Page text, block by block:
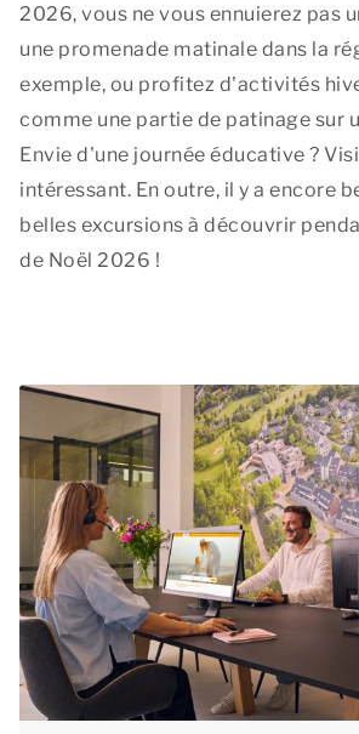
2026, vous ne vous ennuierez pas
une promenade matinale dans la
exemple, ou profitez d'activités
comme une partie de patinage sur
Envie d'une journée éducative ?
intéressant. En outre, il y a encore
belles excursions à découvrir
de Noël 2026 !